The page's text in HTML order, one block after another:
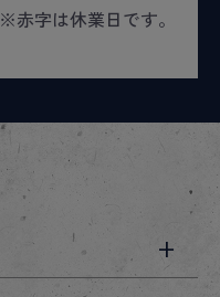
※赤字は休業日です。